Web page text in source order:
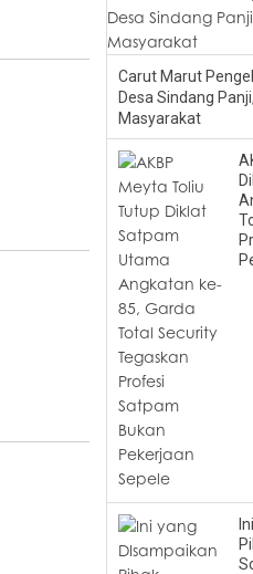
Carut Marut
Desa Sindang
Masyarakat